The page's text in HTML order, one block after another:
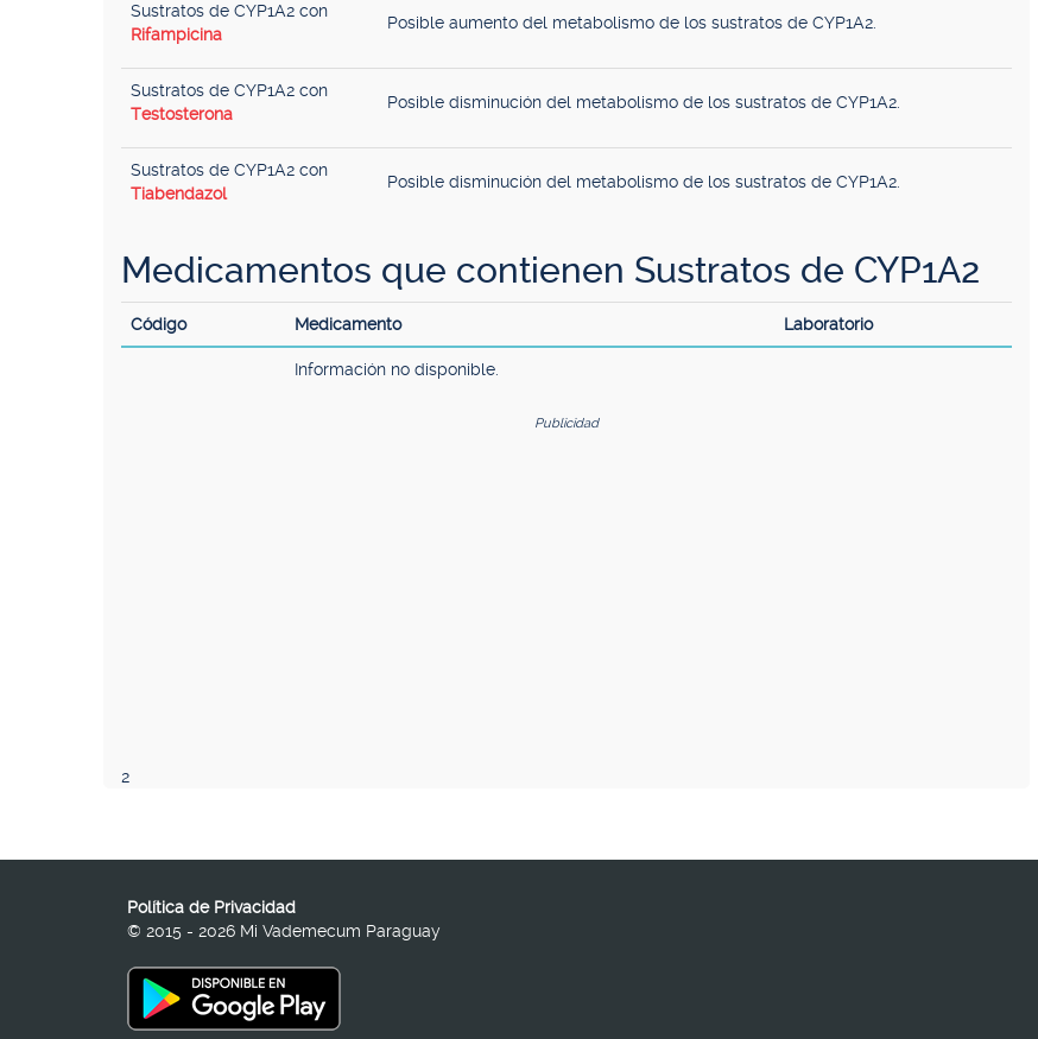
Sustratos de CYP1A2 con
Rifampicina
Posible aumento del metabolismo de los sustratos de CYP1A2.
Sustratos de CYP1A2 con
Testosterona
Posible disminución del metabolismo de los sustratos de CYP1A2.
Sustratos de CYP1A2 con
Tiabendazol
Posible disminución del metabolismo de los sustratos de CYP1A2.
Medicamentos que contienen Sustratos de CYP1A2
Código Medicamento Laboratorio
Información no disponible.
Publicidad
2
Política de Privacidad
© 2015 - 2026 Mi Vademecum Paraguay